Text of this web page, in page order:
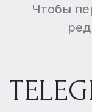
Чтобы